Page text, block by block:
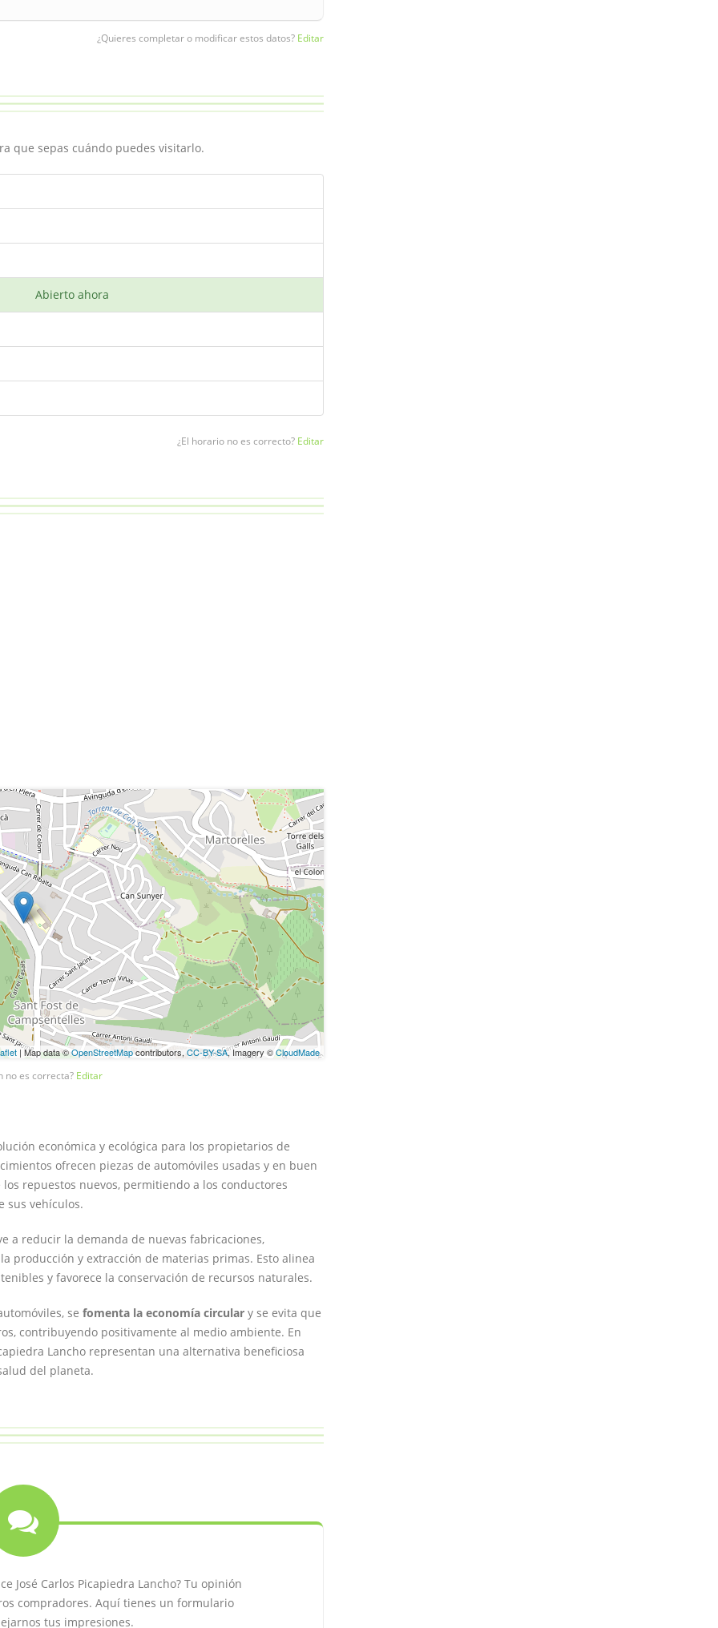
¿Quieres completar o modificar estos datos? Editar
que sepas cuándo puedes visitarlo.
Abierto ahora
¿El horario no es correcto? Editar
| Map data ©OpenStreetMapcontributors, CC-BY-SA, Imagery ©CloudMade
no es correcta? Editar
económica y ecológica para los propietarios de
ofrecen piezas de automóviles usadas y en buen
repuestos nuevos, permitiendo a los conductores
sus vehículos.
a reducir la demanda de nuevas fabricaciones,
producción y extracción de materias primas. Esto alinea
y favorece la conservación de recursos naturales.
se fomenta la economía circular y se evita que
contribuyendo positivamente al medio ambiente. En
Lancho representan una alternativa beneficiosa
del planeta.
José Carlos Picapiedra Lancho? Tu opinión
compradores. Aquí tienes un formulario
tus impresiones.